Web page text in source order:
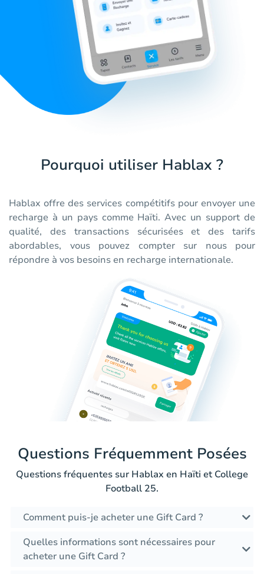
Pourquoi utiliser Hablax ?
Hablax offre des services compétitifs pour envoyer une
recharge à un pays comme Haïti. Avec un support de
qualité, des transactions sécurisées et des tarifs
abordables, vous pouvez compter sur nous pour
répondre à vos besoins en recharge internationale.
Questions Fréquemment Posées
Questions fréquentes sur Hablax en Haïti et College
Football 25.
Comment puis-je acheter une Gift Card ?
Quelles informations sont nécessaires pour
acheter une Gift Card ?